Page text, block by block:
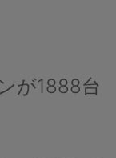
が1888台